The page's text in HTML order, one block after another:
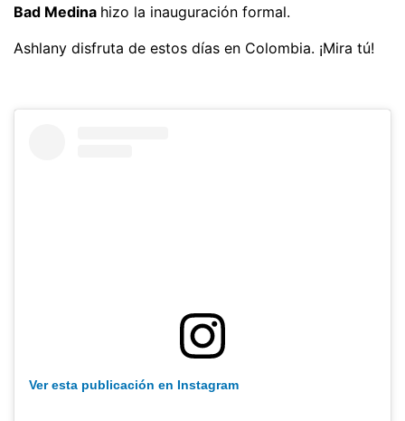
Bad Medina hizo la inauguración formal.
Ashlany disfruta de estos días en Colombia. ¡Mira tú!
Ver esta publicación en Instagram